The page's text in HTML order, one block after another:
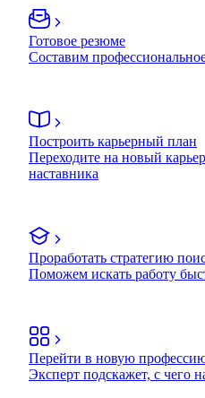
Готовое резюме
Составим
Построить карьерный план
Переходите на новый
наставника
Проработать стратегию
Поможем искать работу
Перейти в новую
Эксперт подскажет, с чего